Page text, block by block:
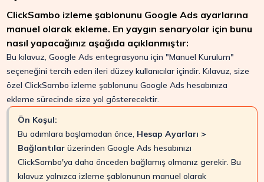
ClickSambo izleme şablonunu Google Ads ayarlarına
manuel olarak ekleme. En yaygın senaryolar için bunu
nasıl yapacağınız aşağıda açıklanmıştır:
Bu kılavuz, Google Ads entegrasyonu için "Manuel Kurulum"
seçeneğini tercih eden ileri düzey kullanıcılar içindir. Kılavuz, size
özel ClickSambo izleme şablonunu Google Ads hesabınıza
ekleme sürecinde size yol gösterecektir.
Ön Koşul:
Bu adımlara başlamadan önce, Hesap Ayarları >
Bağlantılar üzerinden Google Ads hesabınızı
ClickSambo'ya daha önceden bağlamış olmanız gerekir. Bu
kılavuz yalnızca izleme şablonunun manuel olarak